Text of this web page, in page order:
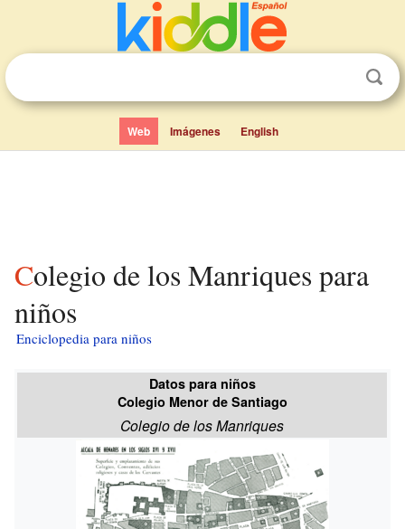
Web Imágenes English
Colegio de los Manriques para
niños
Enciclopedia para niños
Datos para niños
Colegio Menor de Santiago
Colegio de los Manriques